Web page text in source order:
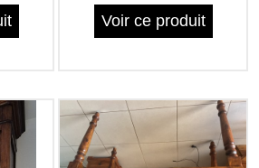
Voir ce produit